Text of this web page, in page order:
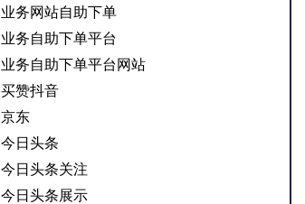
业务网站自助下单
业务自助下单平台
业务自助下单平台网站
买赞抖音
京东
今日头条
今日头条关注
今日头条展示